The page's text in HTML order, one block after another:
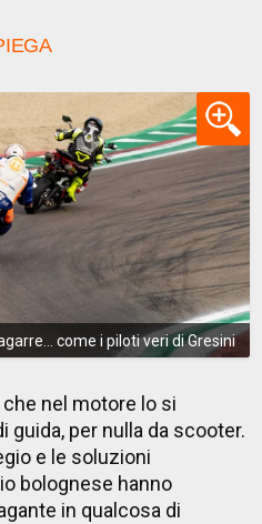
come i piloti veri di Gresini
nel motore lo si
guida, per nulla da scooter.
e le soluzioni
bolognese hanno
in qualcosa di